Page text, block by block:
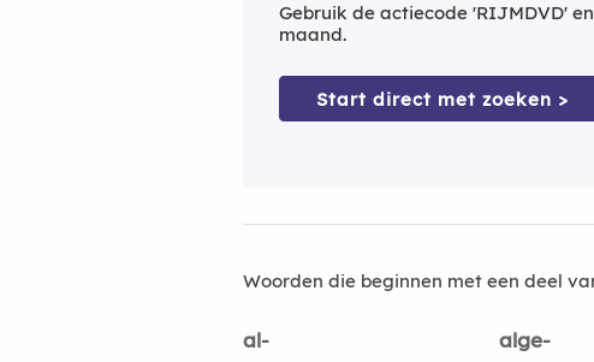
Gebruik de actiecode 'RIJMDVD'
maand.
Start direct met zoeken >
Woorden die beginnen met een deel
al-
alge-